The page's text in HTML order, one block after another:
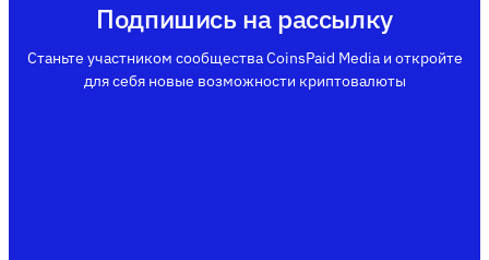
Подпишись на рассылку
Станьте участником сообщества CoinsPaid Media и откройте
для себя новые возможности криптовалюты